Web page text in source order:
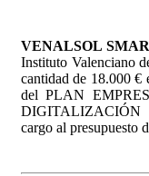
VENALSOL
Instituto Valenciano
cantidad de 18.000 €
del PLAN
cargo al presupuesto